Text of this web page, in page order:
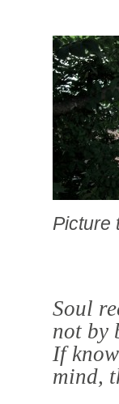
Picture
Soul
not by
If
mind,